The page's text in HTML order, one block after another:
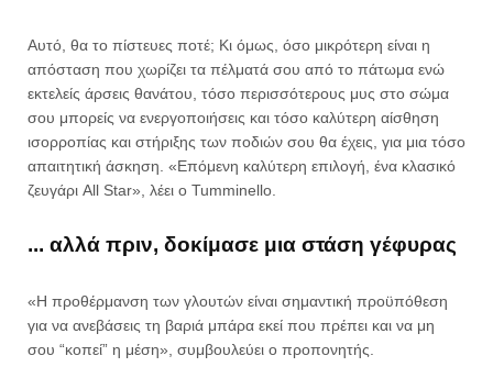
Αυτό, θα το πίστευες ποτέ; Κι όμως, όσο μικρότερη είναι η
απόσταση που χωρίζει τα πέλματά σου από το πάτωμα ενώ
εκτελείς άρσεις θανάτου, τόσο περισσότερους μυς στο σώμα
σου μπορείς να ενεργοποιήσεις και τόσο καλύτερη αίσθηση
ισορροπίας και στήριξης των ποδιών σου θα έχεις, για μια τόσο
απαιτητική άσκηση. «Επόμενη καλύτερη επιλογή, ένα κλασικό
ζευγάρι All Star», λέει ο Tumminello.
... αλλά πριν, δοκίμασε μια στάση γέφυρας
«Η προθέρμανση των γλουτών είναι σημαντική προϋπόθεση
για να ανεβάσεις τη βαριά μπάρα εκεί που πρέπει και να μη
σου “κοπεί” η μέση», συμβουλεύει ο προπονητής.